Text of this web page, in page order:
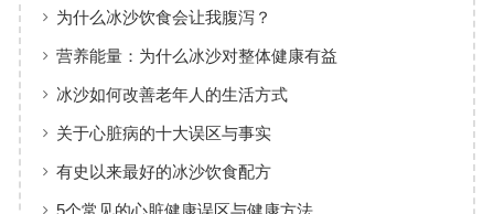
为什么冰沙饮食会让我腹泻？
营养能量：为什么冰沙对整体健康有益
冰沙如何改善老年人的生活方式
关于心脏病的十大误区与事实
有史以来最好的冰沙饮食配方
5个常见的心脏健康误区与健康方法